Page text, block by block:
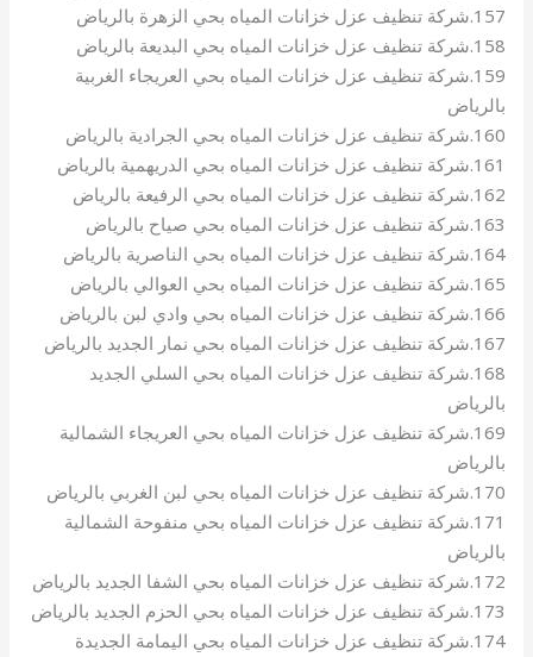
157.شركة تنظيف عزل خزانات المياه بحي الزهرة بالرياض
158.شركة تنظيف عزل خزانات المياه بحي البديعة بالرياض
159.شركة تنظيف عزل خزانات المياه بحي العريجاء الغربية
بالرياض
160.شركة تنظيف عزل خزانات المياه بحي الجرادية بالرياض
161.شركة تنظيف عزل خزانات المياه بحي الدريهمية بالرياض
162.شركة تنظيف عزل خزانات المياه بحي الرفيعة بالرياض
163.شركة تنظيف عزل خزانات المياه بحي صياح بالرياض
164.شركة تنظيف عزل خزانات المياه بحي الناصرية بالرياض
165.شركة تنظيف عزل خزانات المياه بحي العوالي بالرياض
166.شركة تنظيف عزل خزانات المياه بحي وادي لبن بالرياض
167.شركة تنظيف عزل خزانات المياه بحي نمار الجديد بالرياض
168.شركة تنظيف عزل خزانات المياه بحي السلي الجديد
بالرياض
169.شركة تنظيف عزل خزانات المياه بحي العريجاء الشمالية
بالرياض
170.شركة تنظيف عزل خزانات المياه بحي لبن الغربي بالرياض
171.شركة تنظيف عزل خزانات المياه بحي منفوحة الشمالية
بالرياض
172.شركة تنظيف عزل خزانات المياه بحي الشفا الجديد بالرياض
173.شركة تنظيف عزل خزانات المياه بحي الحزم الجديد بالرياض
174.شركة تنظيف عزل خزانات المياه بحي اليمامة الجديدة